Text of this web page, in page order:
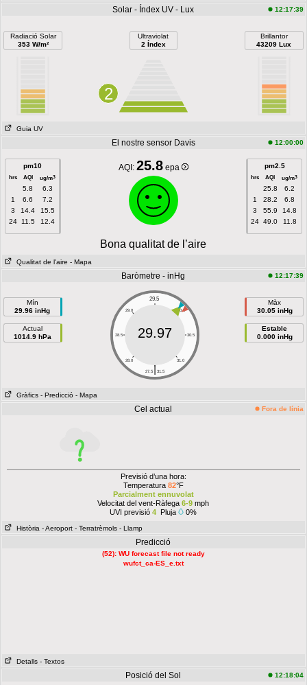
Solar - Índex UV - Lux 12:17:39
Radiació Solar
353 W/m²
Ultraviolat
2 Índex
2
Brillantor
43209 Lux
Guia UV
El nostre sensor Davis 12:00:00
pm10
hrs AQI ug/m3
5.8
6.3
1
6.6
7.2
3
14.4
15.5
24
11.5 12.4
AQI: 25.8 epa pm2.5
hrs AQI ug/m3
25.8
6.2
1
28.2
6.8
3
55.9
14.8
24 49.0 11.8
Bona qualitat de l’aire
Qualitat de l'aire - Mapa
Baròmetre - inHg 12:17:39
Mín
29.96 inHg
Actual
1014.9 hPa
29.5
29.0 30.0
28.5 30.5
28.0 31.0
|
27.5 31.5
29.97
Màx
30.05 inHg
Estable
0.000 inHg
Gràfics - Predicció - Mapa
Cel actual Fora de línia
Previsió d’una hora:
Temperatura 82°F
Parcialment ennuvolat
Velocitat del vent-Ràfega 6-9 mph
UVI previsió4 Pluja 0%
Història - Aeroport - Terratrèmols - Llamp
Predicció
(52): WU forecast file not ready
wufct_ca-ES_e.txt
Detalls - Textos
Posició del Sol 12:18:04